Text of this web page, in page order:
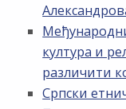
култура и
различити
Српски